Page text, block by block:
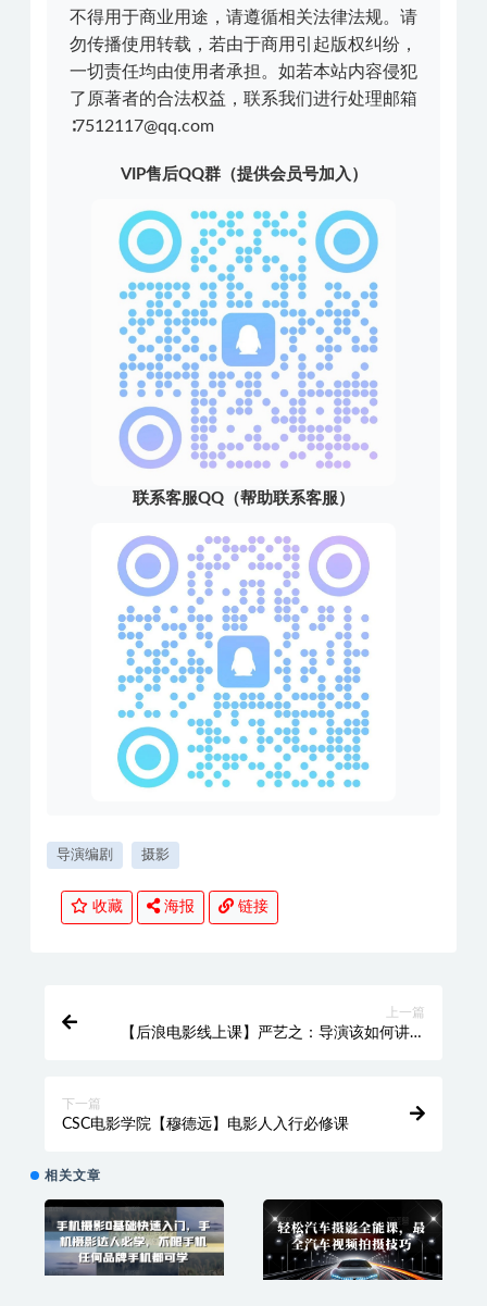
不得用于商业用途，请遵循相关法律法规。请
勿传播使用转载，若由于商用引起版权纠纷，
一切责任均由使用者承担。如若本站内容侵犯
了原著者的合法权益，联系我们进行处理邮箱
∶7512117@qq.com
VIP售后QQ群（提供会员号加入）
联系客服QQ（帮助联系客服）
导演编剧 摄影
收藏 海报 链接
上一篇
【后浪电影线上课】严艺之：导演该如何讲故
下一篇
CSC电影学院【穆德远】电影人入行必修课
相关文章